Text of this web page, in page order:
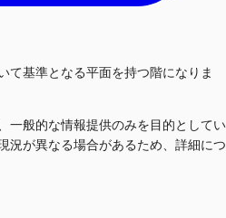
て基準となる平面を持つ階になりま
一般的な情報提供のみを目的としてい
況が異なる場合があるため、詳細につ